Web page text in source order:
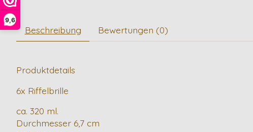
9,6
Beschreibung Bewertungen (0)
Produktdetails
6x Riffelbrille
ca. 320 ml.
Durchmesser 6,7 cm